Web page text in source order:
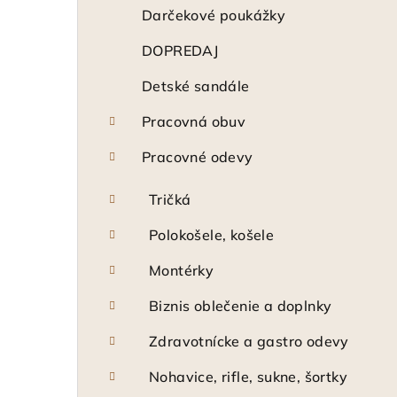
Darčekové poukážky
DOPREDAJ
Detské sandále
Pracovná obuv
Pracovné odevy
Tričká
Polokošele, košele
Montérky
Biznis oblečenie a doplnky
Zdravotnícke a gastro odevy
Nohavice, rifle, sukne, šortky